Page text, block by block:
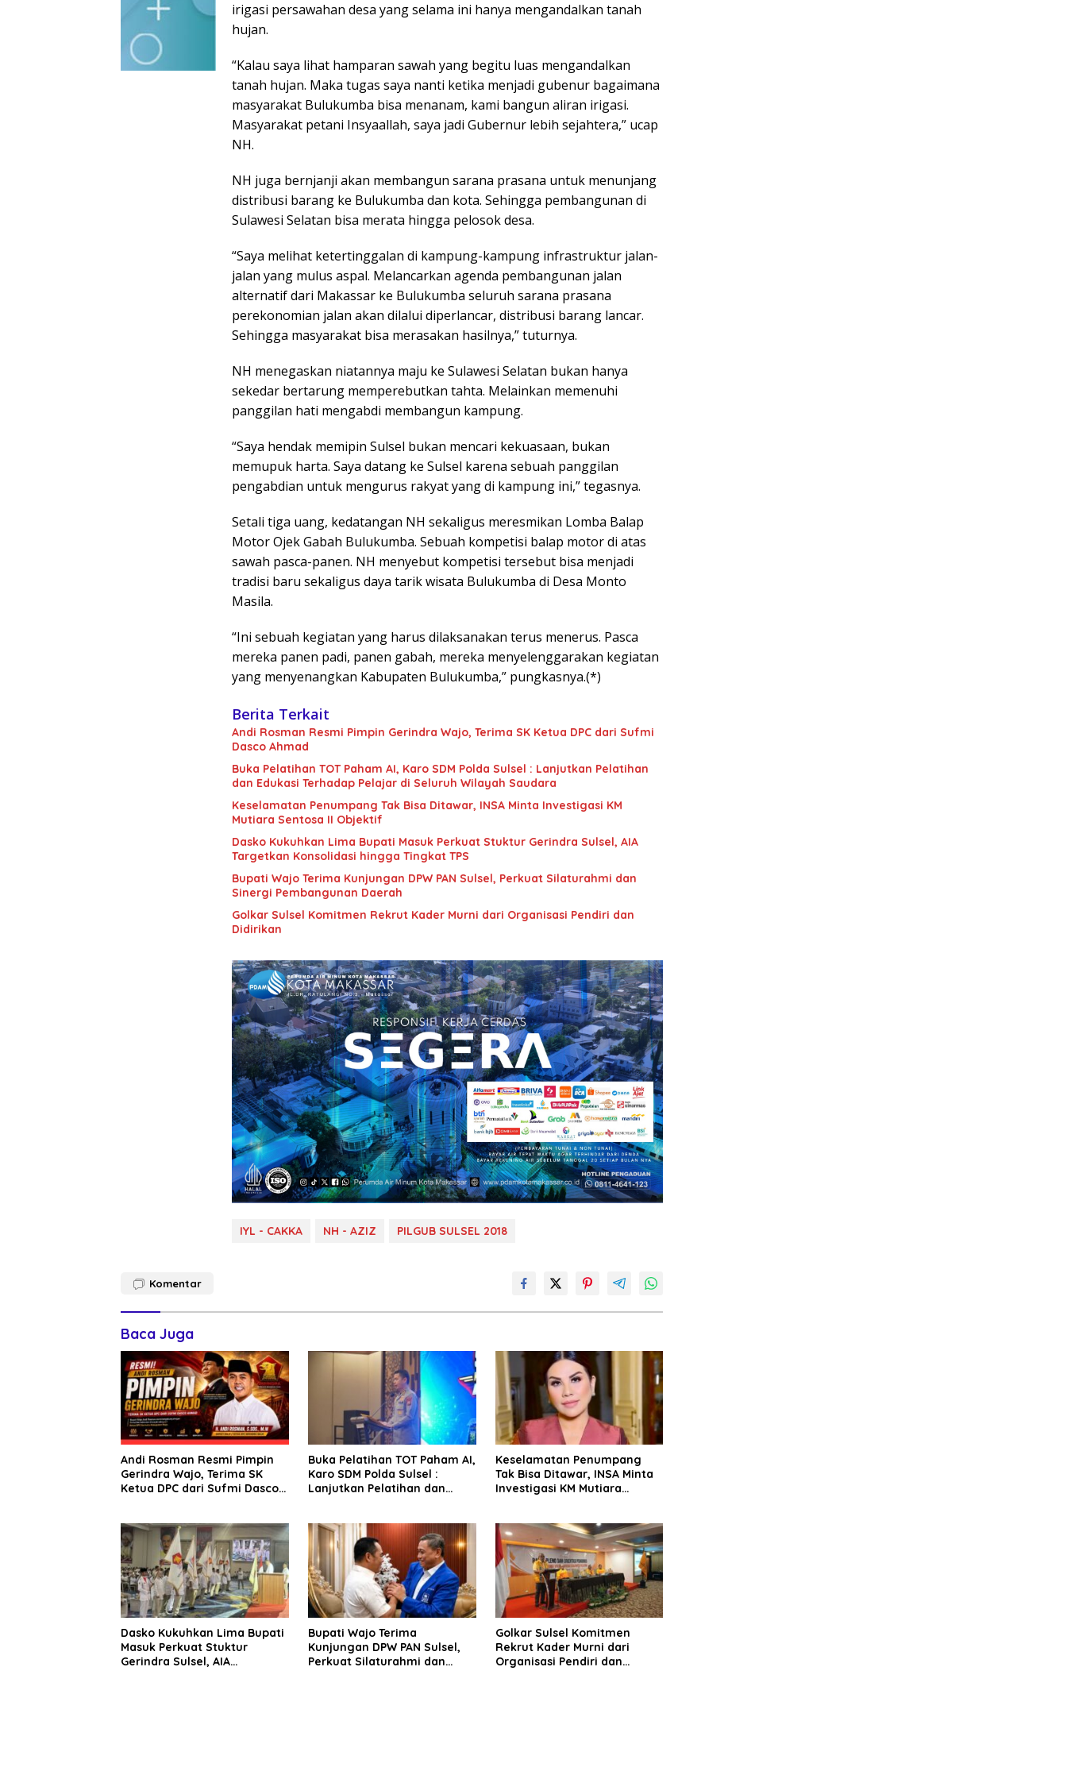
irigasi persawahan desa yang selama ini hanya mengandalkan tanah
hujan.
“Kalau saya lihat hamparan sawah yang begitu luas mengandalkan
tanah hujan. Maka tugas saya nanti ketika menjadi gubenur bagaimana
masyarakat Bulukumba bisa menanam, kami bangun aliran irigasi.
Masyarakat petani Insyaallah, saya jadi Gubernur lebih sejahtera,” ucap
NH.
NH juga bernjanji akan membangun sarana prasana untuk menunjang
distribusi barang ke Bulukumba dan kota. Sehingga pembangunan di
Sulawesi Selatan bisa merata hingga pelosok desa.
“Saya melihat ketertinggalan di kampung-kampung infrastruktur jalan-
jalan yang mulus aspal. Melancarkan agenda pembangunan jalan
alternatif dari Makassar ke Bulukumba seluruh sarana prasana
perekonomian jalan akan dilalui diperlancar, distribusi barang lancar.
Sehingga masyarakat bisa merasakan hasilnya,” tuturnya.
NH menegaskan niatannya maju ke Sulawesi Selatan bukan hanya
sekedar bertarung memperebutkan tahta. Melainkan memenuhi
panggilan hati mengabdi membangun kampung.
“Saya hendak memipin Sulsel bukan mencari kekuasaan, bukan
memupuk harta. Saya datang ke Sulsel karena sebuah panggilan
pengabdian untuk mengurus rakyat yang di kampung ini,” tegasnya.
Setali tiga uang, kedatangan NH sekaligus meresmikan Lomba Balap
Motor Ojek Gabah Bulukumba. Sebuah kompetisi balap motor di atas
sawah pasca-panen. NH menyebut kompetisi tersebut bisa menjadi
tradisi baru sekaligus daya tarik wisata Bulukumba di Desa Monto
Masila.
“Ini sebuah kegiatan yang harus dilaksanakan terus menerus. Pasca
mereka panen padi, panen gabah, mereka menyelenggarakan kegiatan
yang menyenangkan Kabupaten Bulukumba,” pungkasnya.(*)
Berita Terkait
Andi Rosman Resmi Pimpin Gerindra Wajo, Terima SK Ketua DPC dari Sufmi
Dasco Ahmad
Buka Pelatihan TOT Paham AI, Karo SDM Polda Sulsel : Lanjutkan Pelatihan
dan Edukasi Terhadap Pelajar di Seluruh Wilayah Saudara
Keselamatan Penumpang Tak Bisa Ditawar, INSA Minta Investigasi KM
Mutiara Sentosa II Objektif
Dasko Kukuhkan Lima Bupati Masuk Perkuat Stuktur Gerindra Sulsel, AIA
Targetkan Konsolidasi hingga Tingkat TPS
Bupati Wajo Terima Kunjungan DPW PAN Sulsel, Perkuat Silaturahmi dan
Sinergi Pembangunan Daerah
Golkar Sulsel Komitmen Rekrut Kader Murni dari Organisasi Pendiri dan
Didirikan
IYL - CAKKA NH - AZIZ PILGUB SULSEL 2018
Komentar
Baca Juga
Andi Rosman Resmi Pimpin
Gerindra Wajo, Terima SK
Ketua DPC dari Sufmi Dasco
Buka Pelatihan TOT Paham AI,
Karo SDM Polda Sulsel :
Lanjutkan Pelatihan dan
Keselamatan Penumpang
Tak Bisa Ditawar, INSA Minta
Investigasi KM Mutiara
Dasko Kukuhkan Lima Bupati
Masuk Perkuat Stuktur
Gerindra Sulsel, AIA
Bupati Wajo Terima
Kunjungan DPW PAN Sulsel,
Perkuat Silaturahmi dan
Golkar Sulsel Komitmen
Rekrut Kader Murni dari
Organisasi Pendiri dan